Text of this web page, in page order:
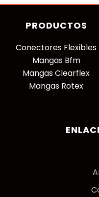
PRODUCTOS
Conectores Flexibles
Mangas Bfm
Mangas Clearflex
Mangas Rotex